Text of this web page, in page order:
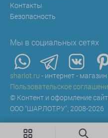
Контакты
Безопасность
Мы в социальных сетях
sharlot.ru - интернет -
Пользовательское
© Контент и оформление
ООО "ШАРЛОТ.РУ", 2008-2026